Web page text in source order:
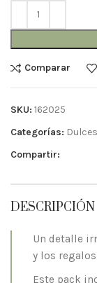
Comparar
SKU: 162025
Categorías:
Compartir:
DESCRIPCIÓN
Un detalle
y los
Este pack